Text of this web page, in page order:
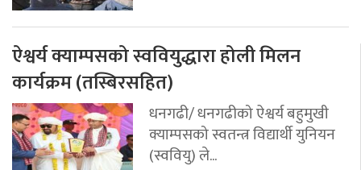
ऐश्वर्य क्याम्पसको स्ववियुद्धारा होली मिलन
कार्यक्रम (तस्बिरसहित)
धनगढी/ धनगढीको ऐश्वर्य बहुमुखी
क्याम्पसको स्वतन्त्र विद्यार्थी युनियन
(स्ववियु) ले...